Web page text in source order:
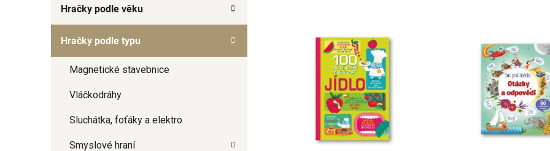
Hračky podle věku
Hračky podle typu
Magnetické stavebnice
Vláčkodráhy
Sluchátka, foťáky a elektro
Smyslové hraní